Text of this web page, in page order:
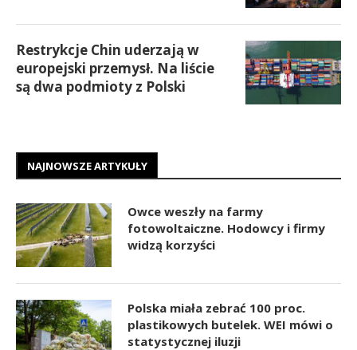
Restrykcje Chin uderzają w
europejski przemysł. Na liście
są dwa podmioty z Polski
NAJNOWSZE ARTYKUŁY
Owce weszły na farmy
fotowoltaiczne. Hodowcy i firmy
widzą korzyści
Polska miała zebrać 100 proc.
plastikowych butelek. WEI mówi o
statystycznej iluzji